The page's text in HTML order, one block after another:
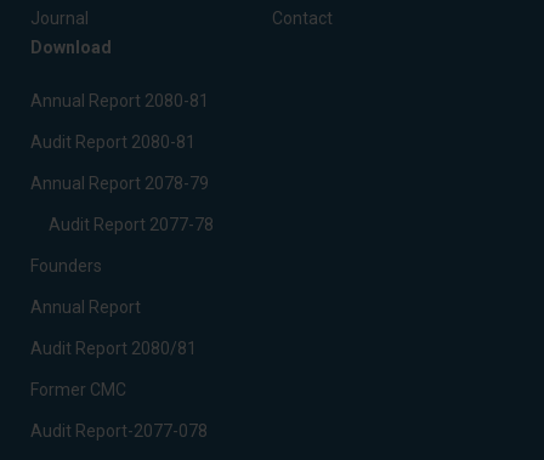
Journal
Contact
Download
Annual Report 2080-81
Audit Report 2080-81
Annual Report 2078-79
Audit Report 2077-78
Founders
Annual Report
Audit Report 2080/81
Former CMC
Audit Report-2077-078